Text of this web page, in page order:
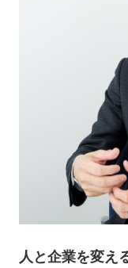
人と企業を変え